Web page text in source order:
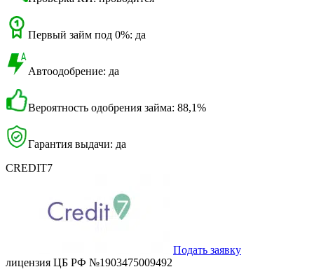
Первый займ под 0%: да
Автоодобрение: да
Вероятность одобрения займа: 88,1%
Гарантия выдачи: да
CREDIT7
Подать заявку
лицензия ЦБ РФ №1903475009492